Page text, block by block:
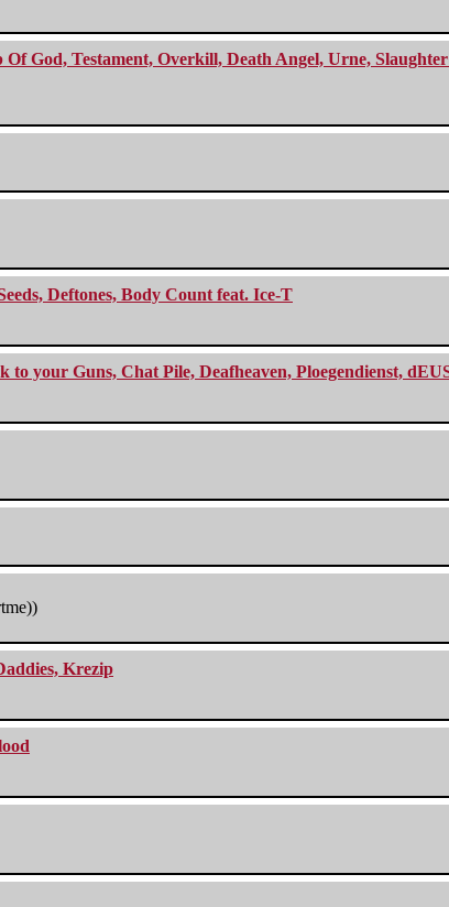
Of God, Testament, Overkill, Death Angel, Urne,
Deftones, Body Count feat. Ice-T
to your Guns, Chat Pile, Deafheaven, Ploegendienst,
Krezip